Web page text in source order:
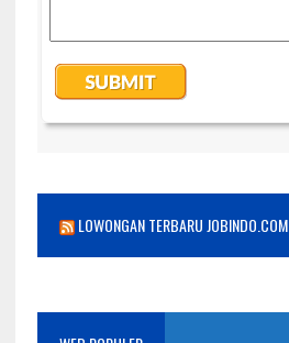
LOWONGAN TERBARU JOBINDO.COM